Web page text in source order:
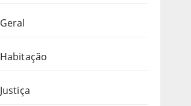
Geral
Habitação
Justiça